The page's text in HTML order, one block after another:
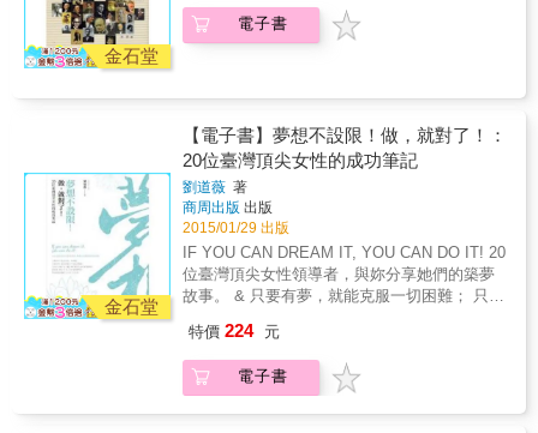
畢業即失業，走入社會的門檻設定在22K。 這
座城市是否仍然充滿機會？這座城市是否讓離
著賴以維生的職業，以及足以支撐自己繼續在
台北努力的夢想──走進他們的生活，看見生活
的痕跡以及正在努力圓夢的各種心情點滴：在
踏出校園之後，面對大環境的艱難，如何一路
走來仍堅持自己所愛、努力朝自己的目標前
進。他們各自都在圓夢的路途上，有的剛出
發、有的正在半途中或許篤定也或許徬徨、有
的已然達到目的地，回首看見自己在這座城市
裡毫無畏懼的足跡。 & 一本紀錄台北年輕人勇
氣的夢想之書， 大聲宣告小確幸請遠離，只有
無懼追求夢想才能高飛。
秤上，機會與命運的抉擇間， 等待台北替他們
圓夢，而心中那首夢想的恰恰，旋律從未停
栽，各自在陽台找到安身立命的角落。 客廳沒
現曬衣架； 房間只有六坪大一點，能走動的地
方就只剩床邊那一小塊地方。 房租不含水費、
電費、網路費，房東人在國外，因此從沒修理
過不冷的電冰箱。 網路線自己牽、九層塔自己
種、二手冷氣機自己裝，或許連炒飯的豬油都
從別人家拿。 & 他們都住台北，都有一個夢
想，相信這座城市能為他們實現。 三十年前，
我們的父母來到台北，希望在這繁華的城市裡
畢業即失業，走入社會的門檻設定在22K。 這
座城市是否仍然充滿機會？這座城市是否讓離
鄉背井的遊子們仍抱有期待？ & 我們尋訪在台
北租屋、工作、生活的年輕人們，他們各自有
著賴以維生的職業，以及足以支撐自己繼續在
金石堂
電子書
金石堂
【電子書】夢想不設限！做，就對了！：
20位臺灣頂尖女性的成功筆記
劉道薇 著
商周出版 出版
2015/01/29 出版
IF YOU CAN DREAM IT, YOU CAN DO IT! 20
位臺灣頂尖女性領導者，與妳分享她們的築夢
故事。 & 只要有夢，就能克服一切困難； 只要
不容小覷，勇敢踏出安逸的舒適圈吧！ 敢嘗
試、敢追求，在工作中散發熱情， 妳也能創造
屬於自己的不凡成就。 & 二十位臺灣頂尖女性
特價 224 元
電子書